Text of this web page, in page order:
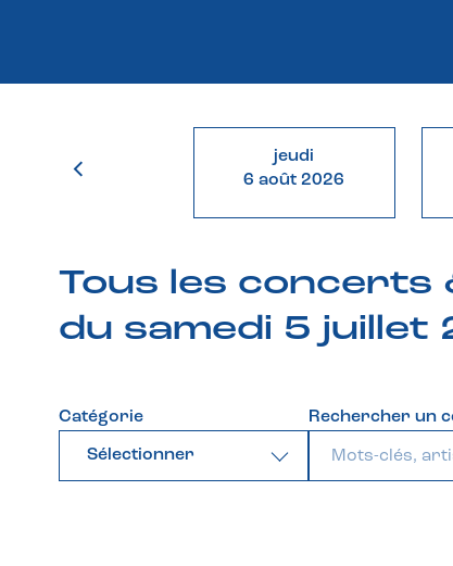
jeudi
6 août 2026
Tous les concerts
du samedi 5 juillet
Catégorie
Sélectionner
Rechercher un